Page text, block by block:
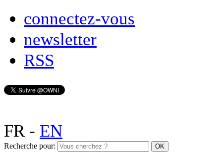
connectez-vous
newsletter
RSS
FR- EN
Recherche pour: